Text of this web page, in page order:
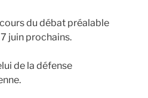
du débat préalable
juin prochains.
de la défense